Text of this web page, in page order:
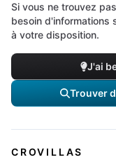
Si vous ne trouvez
besoin d'informations
à votre disposition.
J'ai
Trouver
CROVILLAS